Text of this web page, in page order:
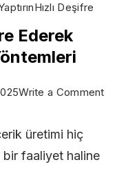
Hızlı Deşifre
Ederek
Write a Commenton
üretimi hiç
bir faaliyet haline